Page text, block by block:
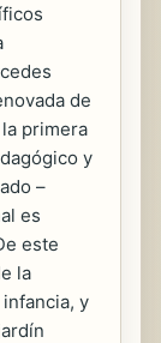
de
primera
y
–
es
este
la
y